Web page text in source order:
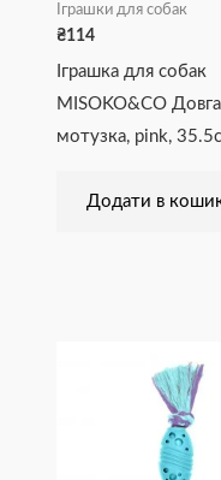
Іграшки для собак
₴114
Іграшка для собак
MISOKO&CO Довга
мотузка, pink,
Додати в